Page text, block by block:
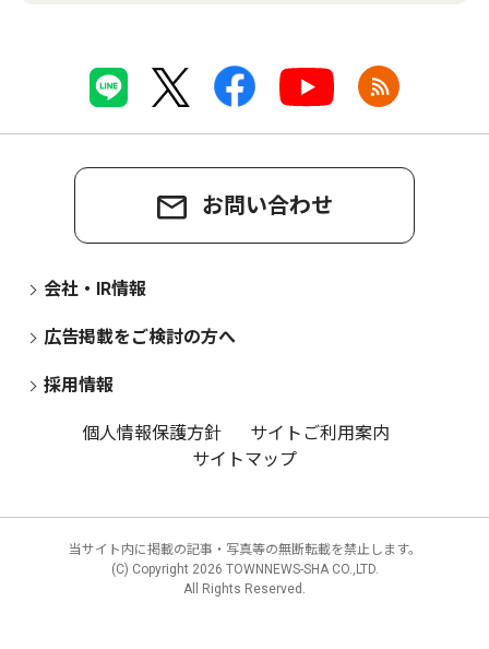
お問い合わせ
会社・IR情報
広告掲載をご検討の方へ
採用情報
個人情報保護方針
サイトご利用案内
サイトマップ
当サイト内に掲載の記事・写真等の無断転載を禁止します。
(C) Copyright 2026 TOWNNEWS-SHA CO.,LTD.
All Rights Reserved.